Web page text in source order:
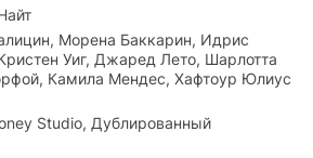
Морена Баккарин, Идрис
Уиг, Джаред Лето, Шарлотта
Камила Мендес, Хафтоур Юлиус
Studio, Дублированный